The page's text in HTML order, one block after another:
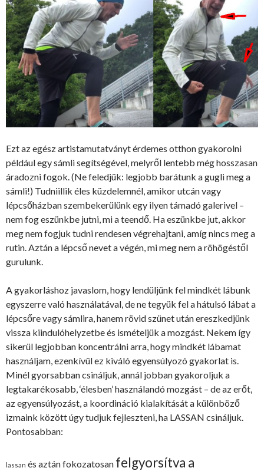
Ezt az egész artistamutatványt érdemes otthon gyakorolni
például egy sámli segítségével, melyről lentebb még hosszasan
áradozni fogok. (Ne feledjük: legjobb barátunk a gugli meg a
sámli!) Tudniillik éles küzdelemnél, amikor utcán vagy
lépcsőházban szembekerülünk egy ilyen támadó galerivel –
nem fog eszünkbe jutni, mi a teendő. Ha eszünkbe jut, akkor
meg nem fogjuk tudni rendesen végrehajtani, amíg nincs meg a
rutin. Aztán a lépcső nevet a végén, mi meg nem a röhögéstől
gurulunk.
A gyakorláshoz javaslom, hogy lendüljünk fel mindkét lábunk
egyszerre való használatával, de ne tegyük fel a hátulsó lábat a
lépcsőre vagy sámlira, hanem rövid szünet után ereszkedjünk
vissza kiindulóhelyzetbe és ismételjük a mozgást. Nekem így
sikerül legjobban koncentrálni arra, hogy mindkét lábamat
használjam, ezenkívül ez kiváló egyensúlyozó gyakorlat is.
Minél gyorsabban csináljuk, annál jobban gyakoroljuk a
legtakarékosabb, ‘élesben’ használandó mozgást – de az erőt,
az egyensúlyozást, a koordináció kialakítását a különböző
izmaink között úgy tudjuk fejleszteni, ha LASSAN csináljuk.
Pontosabban:
lassan és aztán fokozatosan felgyorsítva a